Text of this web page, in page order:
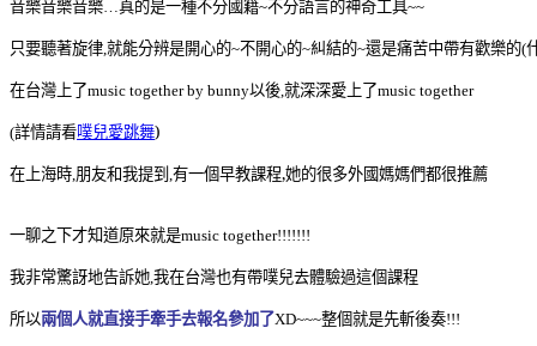
音樂音樂音樂 …真的是一種不分國籍~不分語言的神奇工具~~
只要聽著旋律,就能分辨是開心的~不開心的~糾結的~還是痛苦中帶有歡樂的(
在台灣上了music together by bunny以後就深深愛上了music together
(詳情請看噗兒愛跳舞)
在上海時 朋友和我提到 有一個早教課程,她的很多外國媽媽們都很推薦
一聊之下才知道原來就是music together!!!!!!!
我非常驚訝地告訴她我在台灣也有帶噗兒去體驗過這個課程
所以兩個人就直接手牽手去報名參加了XD~~~整個就是先斬後奏!!!